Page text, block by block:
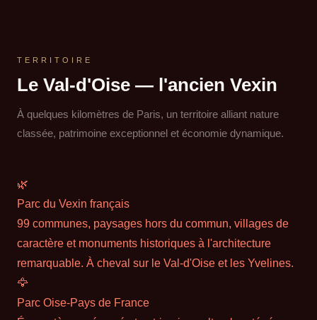
TERRITOIRE
Le Val-d'Oise — l'ancien Vexin
À quelques kilomètres de Paris, un territoire alliant nature
classée, patrimoine exceptionnel et économie dynamique.
🌿
Parc du Vexin français
99 communes, paysages hors du commun, villages de
caractère et monuments historiques à l'architecture
remarquable. À cheval sur le Val-d'Oise et les Yvelines.
🦅
Parc Oise-Pays de France